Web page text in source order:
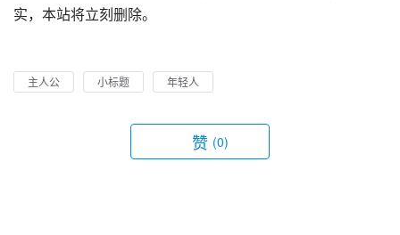
实，本站将立刻删除。
主人公 小标题 年轻人
赞 (0)